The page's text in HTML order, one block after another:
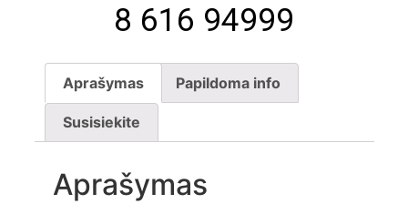
8 616 94999
Aprašymas Papildoma info
Susisiekite
Aprašymas